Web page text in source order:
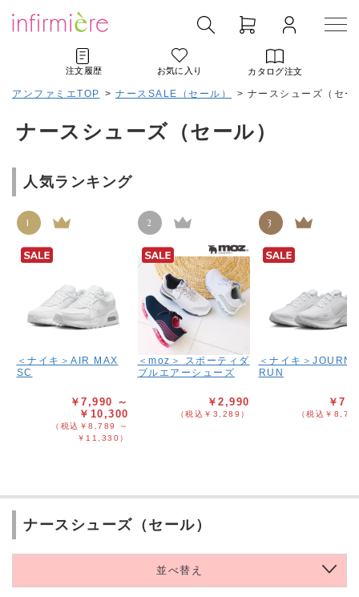
注文履歴 お気に入り カタログ注文
アンファミエTOP > ナースSALE（セール） > ナースシューズ（セー
ナースシューズ（セール）
人気ランキング
1
＜ナイキ＞AIR MAX
SC
￥7,990 ～
￥10,300
（税込￥8,789 ～
￥11,330）
2
＜moz＞ スポーティダ
ブルエアーシューズ
￥2,990
（税込￥3,289）
3
＜ナイキ＞
RUN
￥
（税込￥
ナースシューズ（セール）
並べ替え